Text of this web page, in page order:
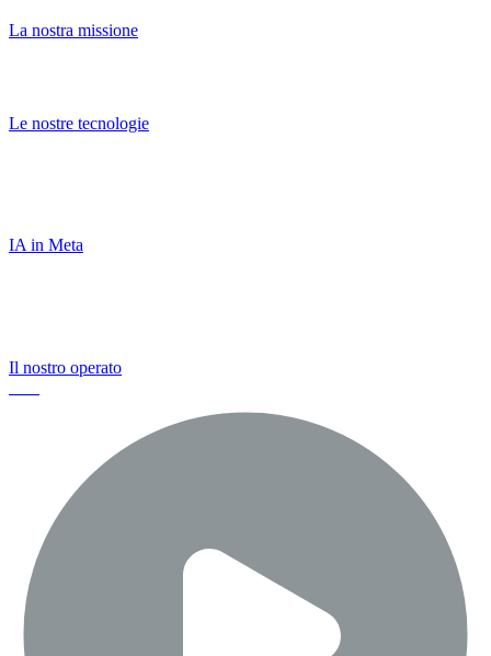
La nostra missione
Le nostre tecnologie
IA in Meta
Il nostro operato